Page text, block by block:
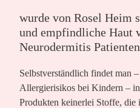
wurde von Rosel Heim
und empfindliche Haut
Neurodermitis
Selbstverständlich findet man
Allergierisikos bei Kindern –
Produkten keinerlei Stoffe,